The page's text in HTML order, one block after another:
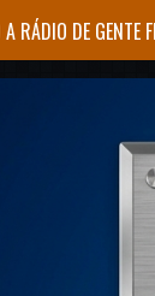
RÁDIO DE GENTE